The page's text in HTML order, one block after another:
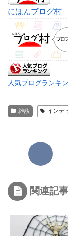
にほんブログ村
人気ブログランキ
雑談 インデ
関連記事